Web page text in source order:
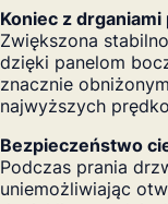
Koniec z
Zwiększona
dzięki panelom
znacznie
najwyższych
Bezpieczeństwo
Podczas prania
uniemożliwiając